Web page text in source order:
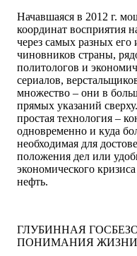
Начавшаяся в 2012 г.
координат восприятия
через самых разных
чиновников страны,
политологов и
сериалов,
множество – они в
прямых указаний
простая технология –
одновременно и куда
необходимая для
положения дел или
экономического
нефть.
ГЛУБИННАЯ
ПОНИМАНИЯ ЖИЗНИ